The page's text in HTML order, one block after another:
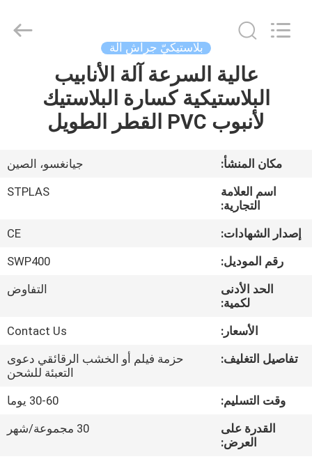
الصفحة
الرئيسية
أشرطة
معلومات
في
المعمل
مراقبة
الجودة
STPLAS
MACHINERY
بلاستيكيّ جراش آلة
عالية السرعة آلة الأنابيب
البلاستيكية كسارة البلاستيك
لأنبوب PVC القطر الطويل
مكان المنشأ:
جيانغسو، الصين
اسم العلامة
التجارية:
STPLAS
إصدار الشهادات:
CE
رقم الموديل:
SWP400
الحد الأدنى
لكمية:
التفاوض
الأسعار:
Contact Us
تفاصيل التغليف:
حزمة فيلم أو الخشب الرقائقي دعوى
التعبئة للشحن
وقت التسليم:
30-60 يوما
القدرة على
العرض:
30 مجموعة/شهر